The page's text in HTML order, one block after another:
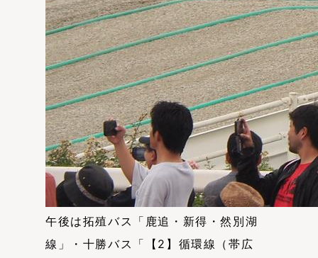
午後は拓殖バス「鹿追・新得・然別湖
線」・十勝バス「【2】循環線（帯広